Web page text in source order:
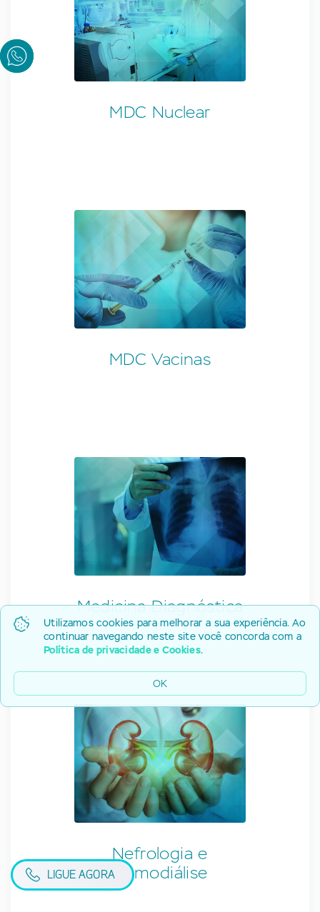
LIGUE AGORA
Utilizamos cookies para melhorar a sua experiência. Ao
continuar navegando neste site você concorda com a
Política de privacidade e Cookies.
OK
MDC Nuclear
MDC Vacinas
Medicina Diagnóstica
Nefrologia e
Hemodiálise